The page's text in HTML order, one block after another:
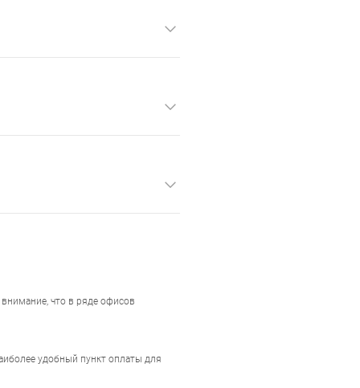
что в ряде офисов
удобный пункт оплаты для